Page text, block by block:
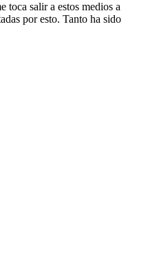
toca salir a estos medios a
por esto. Tanto ha sido